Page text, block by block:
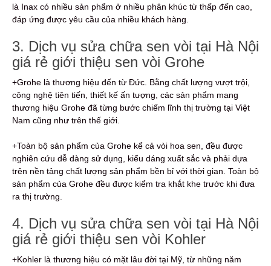
là Inax có nhiều sản phẩm ở nhiều phân khúc từ thấp đến cao,
đáp ứng được yêu cầu của nhiều khách hàng.
3. Dịch vụ sửa chữa sen vòi tại Hà Nội
giá rẻ giới thiệu sen vòi Grohe
+Grohe là thương hiệu đến từ Đức. Bằng chất lượng vượt trội,
công nghệ tiên tiến, thiết kế ấn tượng, các sản phẩm mang
thương hiệu Grohe đã từng bước chiếm lĩnh thị trường tại Việt
Nam cũng như trên thế giới.
+Toàn bộ sản phẩm của Grohe kể cả vòi hoa sen, đều được
nghiên cứu dễ dàng sử dụng, kiểu dáng xuất sắc và phải dựa
trên nền tảng chất lượng sản phẩm bền bỉ với thời gian. Toàn bộ
sản phẩm của Grohe đều được kiểm tra khắt khe trước khi đưa
ra thị trường.
4. Dịch vụ sửa chữa sen vòi tại Hà Nội
giá rẻ giới thiệu sen vòi Kohler
+Kohler là thương hiệu có mặt lâu đời tại Mỹ, từ những năm